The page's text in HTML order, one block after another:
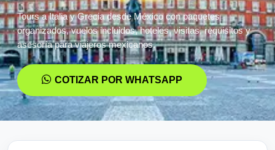
Tours a Italia y Grecia desde México con paquetes
organizados, vuelos incluidos, hoteles, visitas, requisitos y
asesoría para viajeros mexicanos.
COTIZAR POR WHATSAPP